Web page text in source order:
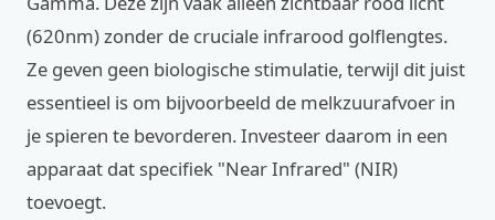
(620nm) zonder de cruciale infrarood golflengtes.
Ze geven geen biologische stimulatie, terwijl dit juist
essentieel is om bijvoorbeeld de melkzuurafvoer in
je spieren te bevorderen. Investeer daarom in een
apparaat dat specifiek "Near Infrared" (NIR)
toevoegt.